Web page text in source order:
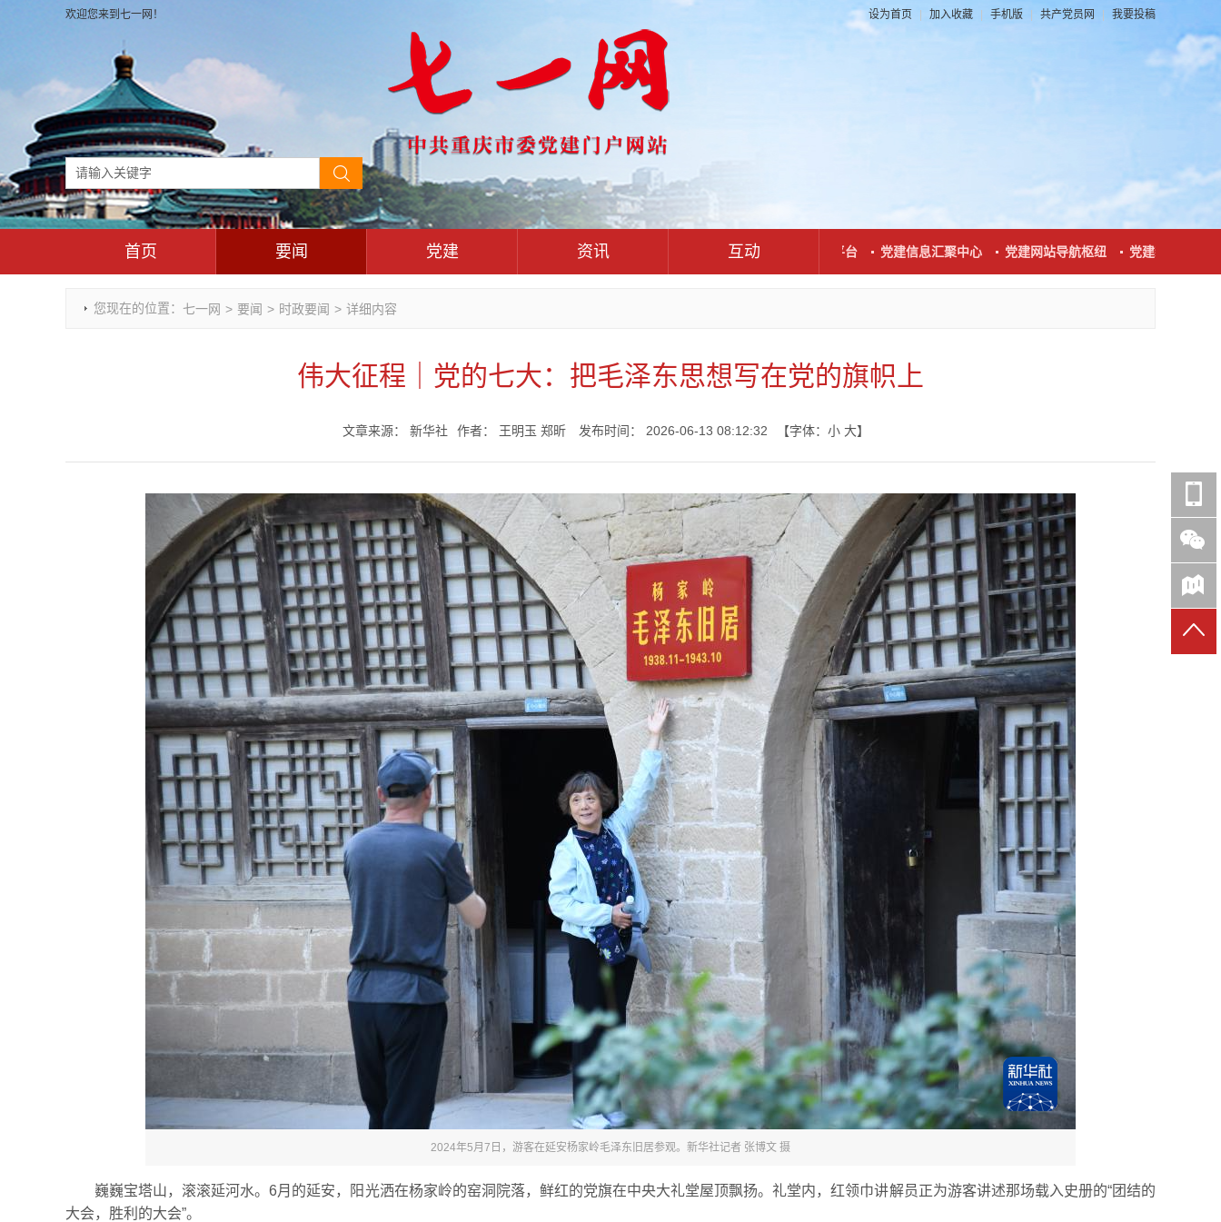
欢迎您来到七一网！ 设为首页 | 加入收藏 | 手机版 | 共产党员网 | 我要投稿
首页 要闻
重庆市领导活动报道集
理论武装
党建
基层组织建设
资讯
党务知识
七一书院
互动
党建头条微信公众号
党群联系互动平台 党建信息汇聚中心 党建网站导航枢纽 党建新闻发布窗口
您现在的位置： 七一网 > 要闻 > 时政要闻 > 详细内容
伟大征程｜党的七大：把毛泽东思想写在党的旗帜上
文章来源： 新华社 作者： 王明玉 郑昕 发布时间： 2026-06-13 08:12:32 【字体： 小 大】
2024年5月7日，游客在延安杨家岭毛泽东旧居参观。新华社记者 张博文 摄
巍巍宝塔山，滚滚延河水。6月的延安，阳光洒在杨家岭的窑洞院落，鲜红的党旗在中央大礼堂屋顶飘扬。礼堂内，红领巾讲解员正为游客讲述那场载入史册的“团结的
大会，胜利的大会”。